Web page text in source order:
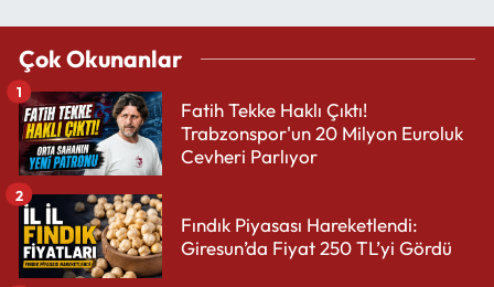
Çok Okunanlar
Fatih Tekke Haklı Çıktı!
Trabzonspor'un 20 Milyon Euroluk
Cevheri Parlıyor
1
Fındık Piyasası Hareketlendi:
Giresun’da Fiyat 250 TL’yi Gördü
2